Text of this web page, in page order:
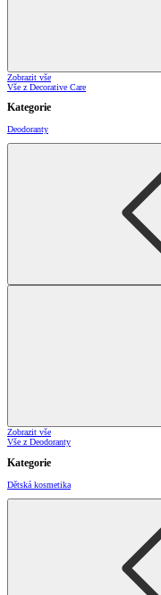
Zobrazit vše
Vše z Decorative Care
Kategorie
Deodoranty
Zobrazit vše
Vše z Deodoranty
Kategorie
Dětská kosmetika